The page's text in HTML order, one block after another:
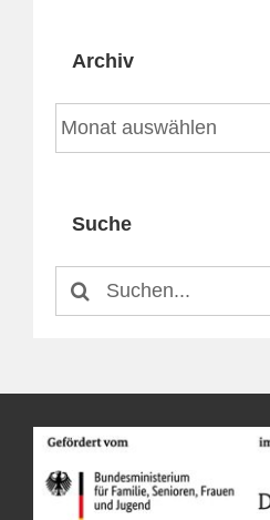
Archiv
Archiv
Suche
Suche
nach: